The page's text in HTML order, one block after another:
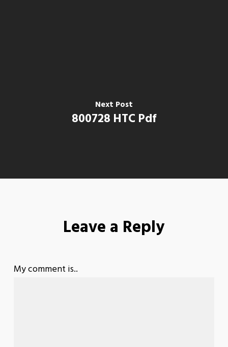
Next Post
800728 HTC Pdf
Leave a Reply
My comment is..